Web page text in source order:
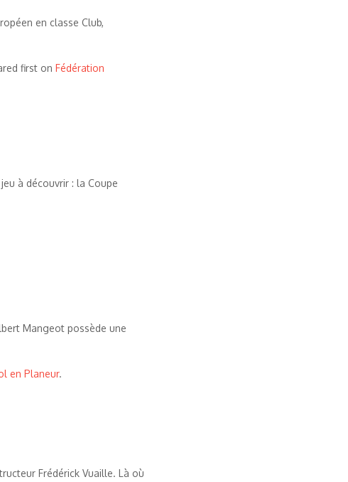
en classe Club,
first on Fédération
à découvrir : la Coupe
Mangeot possède une
en Planeur.
Frédérick Vuaille. Là où